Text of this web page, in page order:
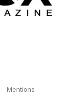
- Mentions